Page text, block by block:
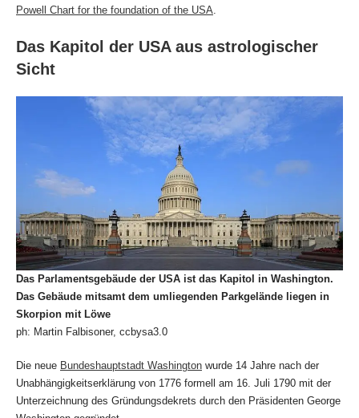
Powell Chart for the foundation of the USA.
Das Kapitol der USA aus astrologischer
Sicht
Das Parlamentsgebäude der USA ist das Kapitol in Washington.
Das Gebäude mitsamt dem umliegenden Parkgelände liegen in
Skorpion mit Löwe
ph: Martin Falbisoner, ccbysa3.0
Die neue Bundeshauptstadt Washington wurde 14 Jahre nach der
Unabhängigkeitserklärung von 1776 formell am 16. Juli 1790 mit der
Unterzeichnung des Gründungsdekrets durch den Präsidenten George